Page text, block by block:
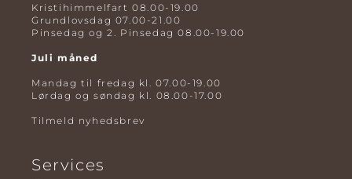
Kristihimmelfart 08.00-19.00
Grundlovsdag 07.00-21.00
Pinsedag og 2. Pinsedag 08.00-19.00
Juli måned
Mandag til fredag kl. 07.00-19.00
Lørdag og søndag kl. 08.00-17.00
Tilmeld nyhedsbrev
Services